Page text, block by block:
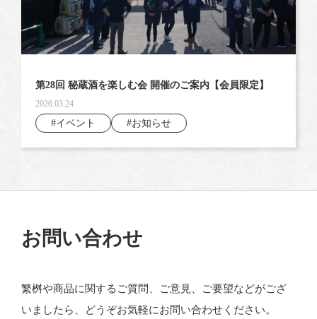
第28回 秘蔵酒を楽しむ会 開催のご案内【会員限定】
2026.03.24
#イベント #お知らせ
お問い合わせ
繁桝や商品に関するご質問、ご意見、ご要望などがござ
いましたら、どうぞお気軽にお問い合わせください。